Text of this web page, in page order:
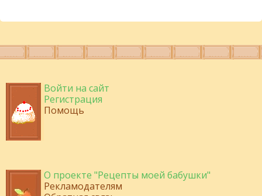
Войти на сайт
Регистрация
Помощь
О проекте "Рецепты моей бабушки"
Рекламодателям